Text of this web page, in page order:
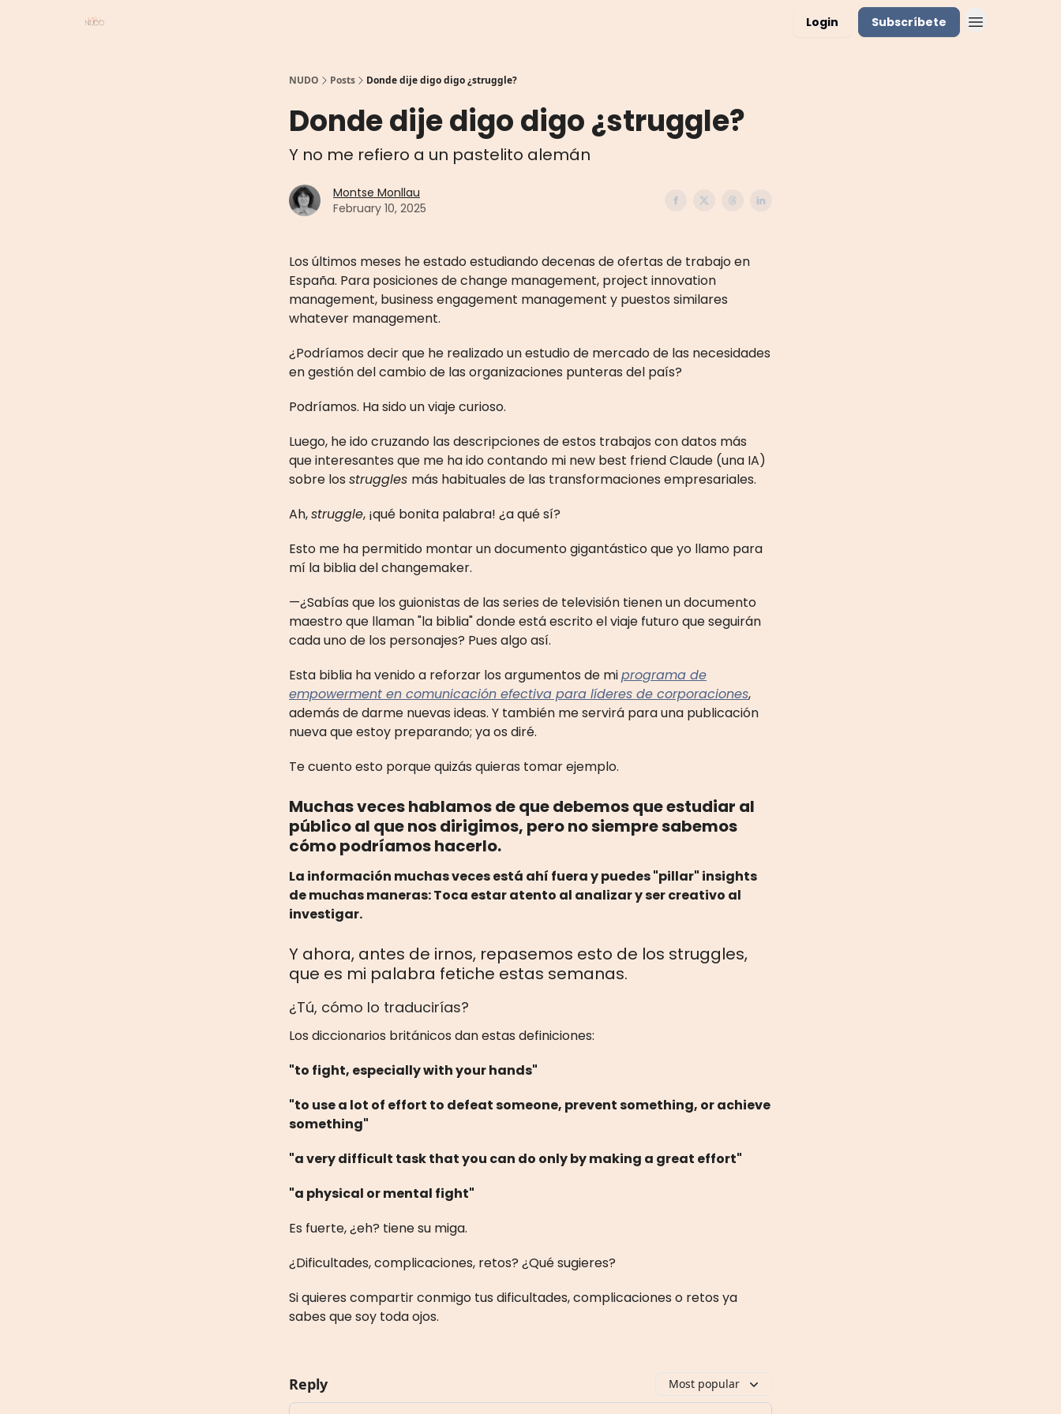
Login Subscríbete
NUDO Posts Donde dije digo digo ¿struggle?
Donde dije digo digo ¿struggle?
Y no me refiero a un pastelito alemán
Montse Monllau
February 10, 2025
Los últimos meses he estado estudiando decenas de ofertas de trabajo en
España. Para posiciones de change management, project innovation
management, business engagement management y puestos similares
whatever management.
¿Podríamos decir que he realizado un estudio de mercado de las necesidades
en gestión del cambio de las organizaciones punteras del país?
Podríamos. Ha sido un viaje curioso.
Luego, he ido cruzando las descripciones de estos trabajos con datos más
que interesantes que me ha ido contando mi new best friend Claude (una IA)
sobre los struggles más habituales de las transformaciones empresariales.
Ah,struggle, ¡qué bonita palabra! ¿a qué sí?
Esto me ha permitido montar un documento gigantástico que yo llamo para
mí la biblia del changemaker.
—¿Sabías que los guionistas de las series de televisión tienen un documento
maestro que llaman "la biblia" donde está escrito el viaje futuro que seguirán
cada uno de los personajes? Pues algo así.
Esta biblia ha venido a reforzar los argumentos de miprograma de
empowerment en comunicación efectiva para líderes de corporaciones,
además de darme nuevas ideas. Y también me servirá para una publicación
nueva que estoy preparando; ya os diré.
Te cuento esto porque quizás quieras tomar ejemplo.
Muchas veces hablamos de que debemos que estudiar al
público al que nos dirigimos, pero no siempre sabemos
cómo podríamos hacerlo.
La información muchas veces está ahí fuera y puedes "pillar" insights
de muchas maneras: Toca estar atento al analizar y ser creativo al
investigar.
Y ahora, antes de irnos, repasemos esto de los struggles,
que es mi palabra fetiche estas semanas.
¿Tú, cómo lo traducirías?
Los diccionarios británicos dan estas definiciones:
"to fight, especially with your hands"
"to use a lot of effort to defeat someone, prevent something, or achieve
something"
"a very difficult task that you can do only by making a great effort"
"a physical or mental fight"
Es fuerte, ¿eh? tiene su miga.
¿Dificultades, complicaciones, retos? ¿Qué sugieres?
Si quieres compartir conmigo tus dificultades, complicaciones o retos ya
sabes que soy toda ojos.
Reply Most popular